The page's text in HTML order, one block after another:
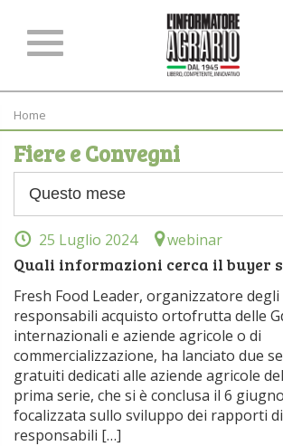
Home
Fiere e Convegni
25 Luglio 2024 webinar
Quali informazioni cerca il buyer
Fresh Food Leader, organizzatore
responsabili acquisto ortofrutta delle
internazionali e aziende agricole o di
commercializzazione, ha lanciato due
gratuiti dedicati alle aziende agricole
prima serie, che si è conclusa il 6
focalizzata sullo sviluppo dei rapporti
responsabili […]